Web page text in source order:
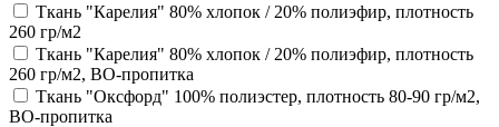
Ткань "Карелия" 80% хлопок / 20% полиэфир, плотность
260 гр/м2
Ткань "Карелия" 80% хлопок / 20% полиэфир, плотность
260 гр/м2, ВО-пропитка
Ткань "Оксфорд" 100% полиэстер, плотность 80-90 гр/м2,
ВО-пропитка